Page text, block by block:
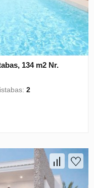
134 m2 Nr.
2